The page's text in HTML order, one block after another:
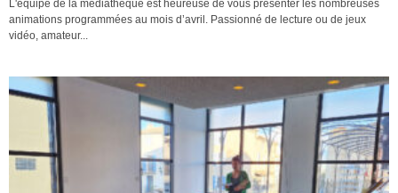
L'équipe de la médiathèque est heureuse de vous présenter les nombreuses
animations programmées au mois d’avril. Passionné de lecture ou de jeux
vidéo, amateur...